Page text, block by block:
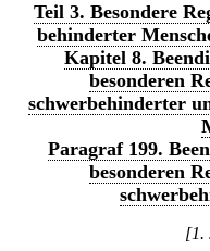
Teil 3. Besondere
behinderter
Kapitel 8.
besonderen
schwerbehinderter
Paragraf 199.
besonderen
[1.